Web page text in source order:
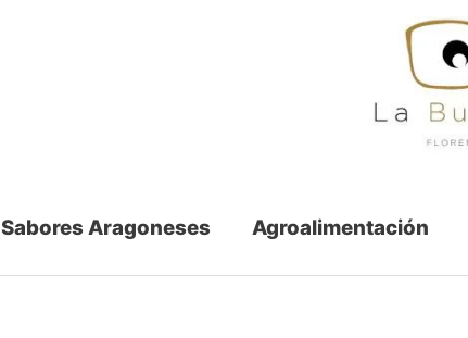
Sabores Aragoneses Agroalimentación